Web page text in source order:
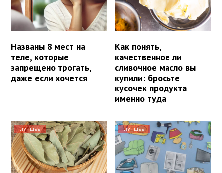
Названы 8 мест на
теле, которые
запрещено трогать,
даже если хочется
Как понять,
качественное ли
сливочное масло вы
купили: бросьте
кусочек продукта
именно туда
ЛУЧШЕЕ ЛУЧШЕЕ